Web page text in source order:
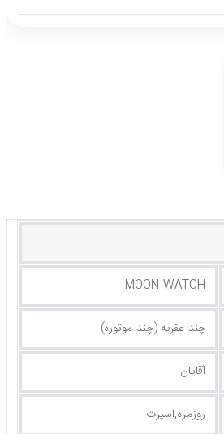
MOON WATCH
چند عقربه (چند موتوره)
آقایان
روزمره,اسپرت